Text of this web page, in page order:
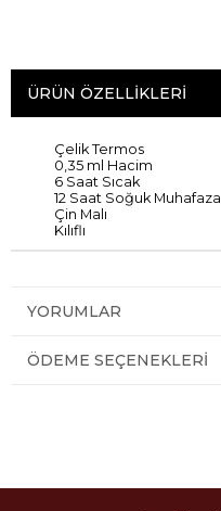
ÜRÜN ÖZELLIKLERI
Çelik Termos
0,35 ml Hacim
6 Saat Sıcak
12 Saat Soğuk Muhafaza
Çin Malı
Kılıflı
YORUMLAR
ÖDEME SEÇENEKLERI